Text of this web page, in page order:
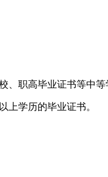
、职高毕业证书等中等
上学历的毕业证书。